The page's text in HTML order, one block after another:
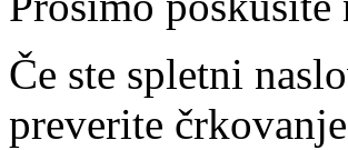
Če ste spletni
preverite